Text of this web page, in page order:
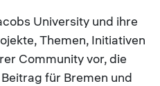
University und ihre
Themen, Initiativen
Community vor, die
für Bremen und